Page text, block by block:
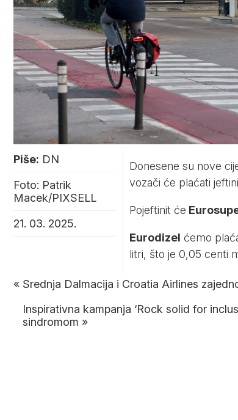
Piše: DN
Foto: Patrik
Macek/PIXSELL
21. 03. 2025.
Donesene su nove
vozači će plaćati
Pojeftinit će
Eurodizel ćemo
litri, što je 0,05 centi
« Srednja Dalmacija i Croatia Airlines
Inspirativna kampanja ‘Rock solid for
sindromom »